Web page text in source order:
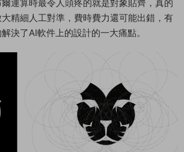
運算時最令人頭疼的就是對象貼齊，真的
精細人工對準，費時費力還可能出錯，有
決了AI軟件上的設計的一大痛點。